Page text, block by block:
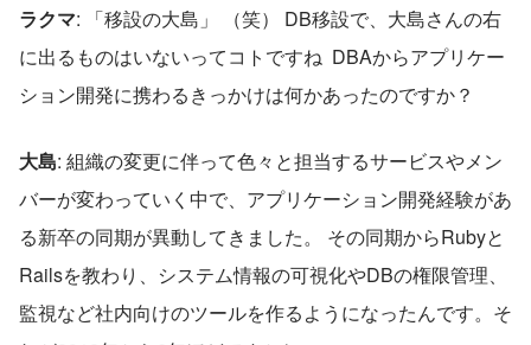
ラクマ: 「移設の大島」 （笑） DB移設で、大島さんの右
に出るものはいないってコトですね  DBAからアプリケー
ション開発に携わるきっかけは何かあったのですか？
大島: 組織の変更に伴って色々と担当するサービスやメン
バーが変わっていく中で、アプリケーション開発経験があ
る新卒の同期が異動してきました。 その同期からRubyと
Railsを教わり、システム情報の可視化やDBの権限管理、
監視など社内向けのツールを作るようになったんです。そ